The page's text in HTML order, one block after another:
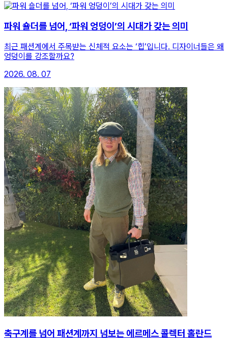
파워 숄더를 넘어, ‘파워 엉덩이’의 시대가 갖는 의미
최근 패션계에서 주목받는 신체적 요소는 ‘힙’입니다. 디자이너들은 왜
엉덩이를 강조할까요?
2026. 08. 07
축구계를 넘어 패션계까지 넘보는 에르메스 콜렉터 홀란드